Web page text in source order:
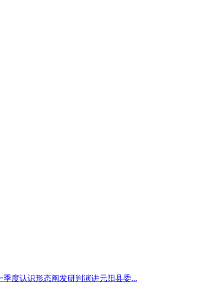
度认识形态阐发研判演讲元阳县委...